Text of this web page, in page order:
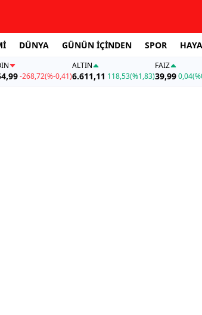
DÜNYA GÜNÜN İÇİNDEN SPOR
-268,72(%-0,41)
ALTIN
6.611,11 118,53(%1,83)
FAİZ
39,990,04